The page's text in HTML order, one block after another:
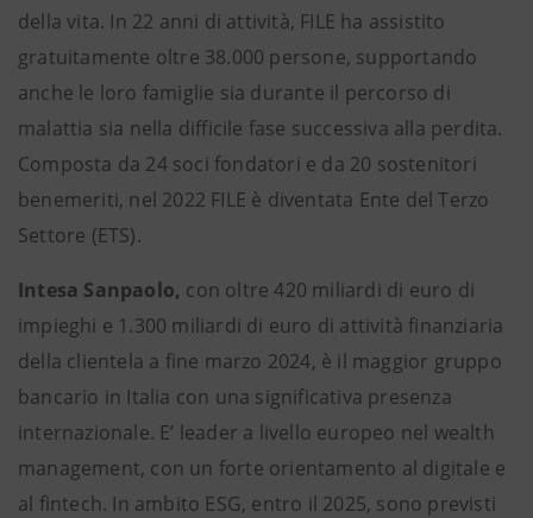
della vita. In 22 anni di attività, FILE ha assistito
gratuitamente oltre 38.000 persone, supportando
anche le loro famiglie sia durante il percorso di
malattia sia nella difficile fase successiva alla perdita.
Composta da 24 soci fondatori e da 20 sostenitori
benemeriti, nel 2022 FILE è diventata Ente del Terzo
Settore (ETS).
Intesa Sanpaolo, con oltre 420 miliardi di euro di
impieghi e 1.300 miliardi di euro di attività finanziaria
della clientela a fine marzo 2024, è il maggior gruppo
bancario in Italia con una significativa presenza
internazionale. E’ leader a livello europeo nel wealth
management, con un forte orientamento al digitale e
al fintech. In ambito ESG, entro il 2025, sono previsti